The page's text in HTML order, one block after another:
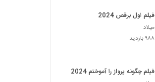
فیلم اول برقص 2024
میلاد
۹۸۸ بازدید
فیلم چگونه پرواز را آموختم 2024